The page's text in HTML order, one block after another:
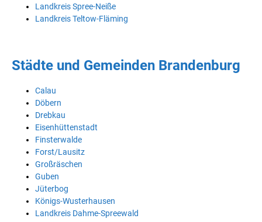
Landkreis Spree-Neiße
Landkreis Teltow-Fläming
Städte und Gemeinden Brandenburg
Calau
Döbern
Drebkau
Eisenhüttenstadt
Finsterwalde
Forst/Lausitz
Großräschen
Guben
Jüterbog
Königs-Wusterhausen
Landkreis Dahme-Spreewald